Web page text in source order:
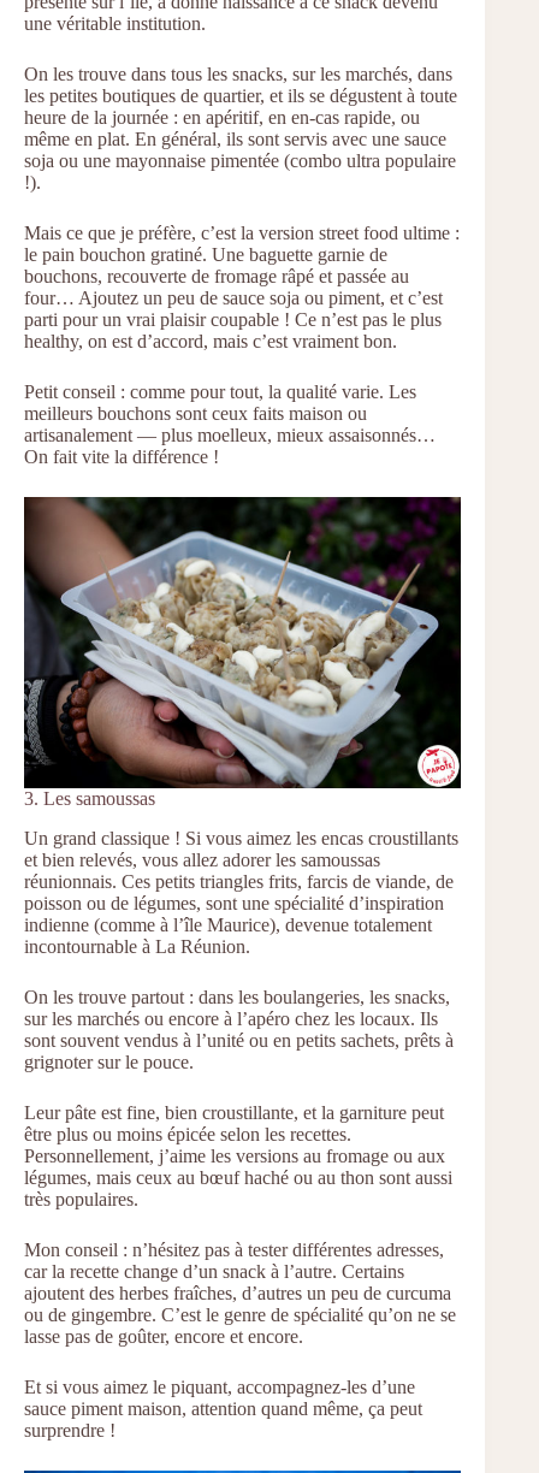
une véritable institution.
On les trouve dans tous les snacks, sur les marchés, dans
les petites boutiques de quartier, et ils se dégustent à toute
heure de la journée : en apéritif, en en-cas rapide, ou
même en plat. En général, ils sont servis avec une sauce
soja ou une mayonnaise pimentée (combo ultra populaire
!).
Mais ce que je préfère, c’est la version street food ultime :
le pain bouchon gratiné. Une baguette garnie de
bouchons, recouverte de fromage râpé et passée au
four… Ajoutez un peu de sauce soja ou piment, et c’est
parti pour un vrai plaisir coupable ! Ce n’est pas le plus
healthy, on est d’accord, mais c’est vraiment bon.
Petit conseil : comme pour tout, la qualité varie. Les
meilleurs bouchons sont ceux faits maison ou
artisanalement — plus moelleux, mieux assaisonnés…
On fait vite la différence !
3. Les samoussas
Un grand classique ! Si vous aimez les encas croustillants
et bien relevés, vous allez adorer les samoussas
réunionnais. Ces petits triangles frits, farcis de viande, de
poisson ou de légumes, sont une spécialité d’inspiration
indienne (comme à l’île Maurice), devenue totalement
incontournable à La Réunion.
On les trouve partout : dans les boulangeries, les snacks,
sur les marchés ou encore à l’apéro chez les locaux. Ils
sont souvent vendus à l’unité ou en petits sachets, prêts à
grignoter sur le pouce.
Leur pâte est fine, bien croustillante, et la garniture peut
être plus ou moins épicée selon les recettes.
Personnellement, j’aime les versions au fromage ou aux
légumes, mais ceux au bœuf haché ou au thon sont aussi
très populaires.
Mon conseil : n’hésitez pas à tester différentes adresses,
car la recette change d’un snack à l’autre. Certains
ajoutent des herbes fraîches, d’autres un peu de curcuma
ou de gingembre. C’est le genre de spécialité qu’on ne se
lasse pas de goûter, encore et encore.
Et si vous aimez le piquant, accompagnez-les d’une
sauce piment maison, attention quand même, ça peut
surprendre !